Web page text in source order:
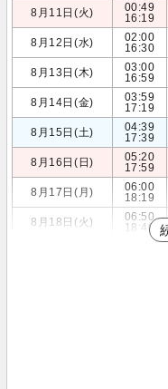
8月11日(火)
00:49
16:19
8月12日(水)
02:00
16:30
8月13日(木)
03:00
16:59
8月14日(金)
03:59
17:19
8月15日(土)
04:39
17:39
8月16日(日)
05:20
17:59
8月17日(月)
06:00
18:19
8月18日(火)
06:50
18:40